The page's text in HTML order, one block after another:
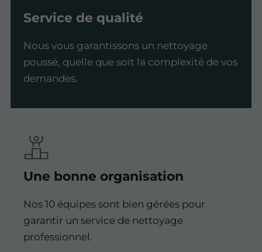
Service de qualité
Nous vous garantissons un nettoyage
poussé, quelle que soit la complexité de vos
demandes.
Une bonne organisation
Nos 10 équipes sont bien gérées pour
garantir un service de nettoyage
professionnel.